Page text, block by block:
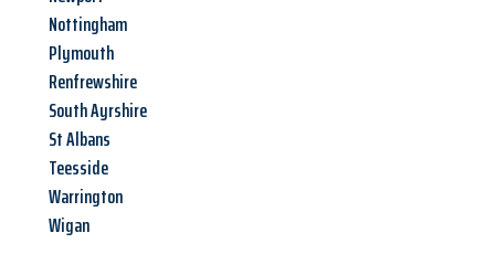
Nottingham
Plymouth
Renfrewshire
South Ayrshire
St Albans
Teesside
Warrington
Wigan